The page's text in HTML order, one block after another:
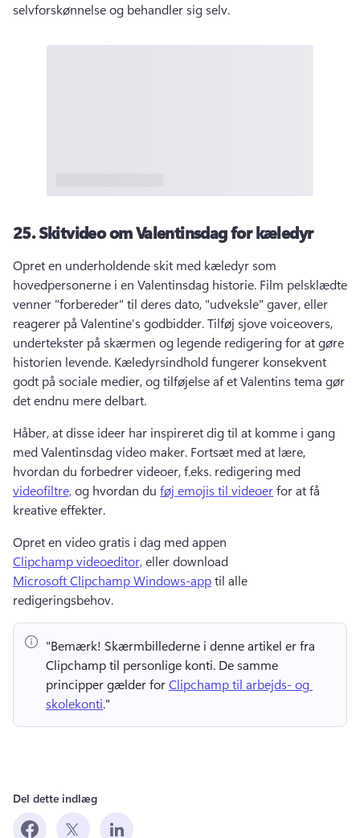
selvforskønnelse og behandler sig selv.
25.Skitvideo om Valentinsdag for kæledyr
Opret en underholdende skit med kæledyr som
hovedpersonerne i en Valentinsdag historie. Film pelsklædte
venner "forbereder" til deres dato, "udveksle" gaver, eller
reagerer på Valentine's godbidder. Tilføj sjove voiceovers,
undertekster på skærmen og legende redigering for at gøre
historien levende. Kæledyrsindhold fungerer konsekvent
godt på sociale medier, og tilføjelse af et Valentins tema gør
det endnu mere delbart.
Håber, at disse ideer har inspireret dig til at komme i gang
med Valentinsdag video maker. Fortsæt med at lære,
hvordan du forbedrer videoer, f.eks. redigering med
videofiltre, og hvordan du føj emojis til videoer for at få
kreative effekter.
Opret en video gratis i dag med appen
Clipchamp videoeditor, eller download
Microsoft Clipchamp Windows-app til alle
redigeringsbehov.
"Bemærk! Skærmbillederne i denne artikel er fra
Clipchamp til personlige konti. De samme
principper gælder for Clipchamp til arbejds- og
skolekonti."
Del dette indlæg